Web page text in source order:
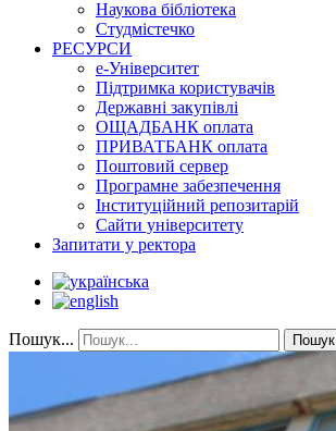
Наукова бібліотека
Студмістечко
РЕСУРСИ
е-Університет
Підтримка користувачів
Державні закупівлі
ОЩАДБАНК оплата
ПРИВАТБАНК оплата
Поштовий сервер
Програмне забезпечення
Інституційний репозитарій
Сайти університету
Запитати у ректора
Пошук... Пошук